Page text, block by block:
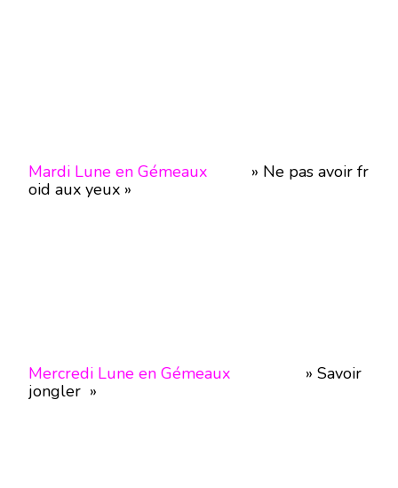
Mardi Lune en Gémeaux
» Ne pas avoir fr
oid aux yeux »
Mercredi Lune en Gémeaux
» Savoir
jongler »